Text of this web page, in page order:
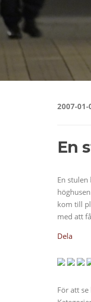
2007-01-
En
En
kom till
med att
Dela
För att